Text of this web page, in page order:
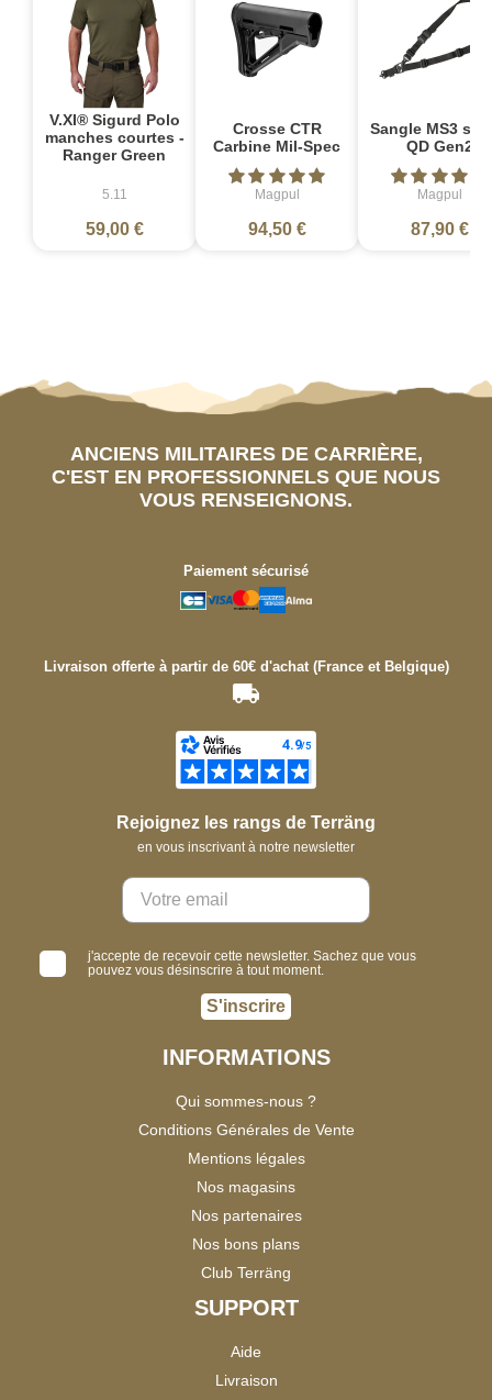
V.XI® Sigurd Polo
manches courtes -
Ranger Green
5.11
59,00 €
Crosse CTR
Carbine Mil-Spec
Magpul
94,50 €
Sangle MS3
QD Gen2
Magpul
87,90 €
ANCIENS MILITAIRES DE CARRIÈRE,
C'EST EN PROFESSIONNELS QUE NOUS
VOUS RENSEIGNONS.
Paiement sécurisé
Livraison offerte à partir de 60€ d'achat (France et Belgique)
Rejoignez les rangs de Terräng
en vous inscrivant à notre newsletter
j'accepte de recevoir cette newsletter. Sachez que vous
pouvez vous désinscrire à tout moment.
S'inscrire
INFORMATIONS
Qui sommes-nous ?
Conditions Générales de Vente
Mentions légales
Nos magasins
Nos partenaires
Nos bons plans
Club Terräng
SUPPORT
Aide
Livraison